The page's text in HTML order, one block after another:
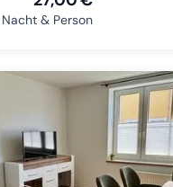
& Person